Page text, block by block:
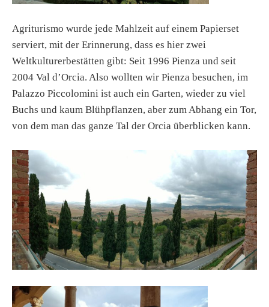
Agriturismo wurde jede Mahlzeit auf einem Papierset
serviert, mit der Erinnerung, dass es hier zwei
Weltkulturerbestätten gibt: Seit 1996 Pienza und seit
2004 Val d’Orcia. Also wollten wir Pienza besuchen, im
Palazzo Piccolomini ist auch ein Garten, wieder zu viel
Buchs und kaum Blühpflanzen, aber zum Abhang ein Tor,
von dem man das ganze Tal der Orcia überblicken kann.